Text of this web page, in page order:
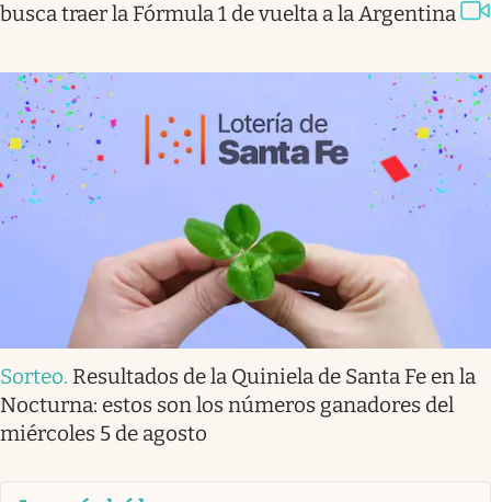
busca traer la Fórmula 1 de vuelta a la Argentina
Sorteo. Resultados de la Quiniela de Santa Fe en la
Nocturna: estos son los números ganadores del
miércoles 5 de agosto